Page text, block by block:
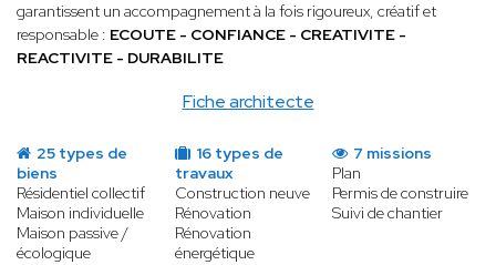
Fiche architecte
garantissent un accompagnement à la fois rigoureux, créatif et
responsable : ECOUTE - CONFIANCE - CREATIVITE -
REACTIVITE - DURABILITE
25 types de
biens
Résidentiel collectif
Maison individuelle
Maison passive /
écologique
16 types de
travaux
Construction neuve
Rénovation
Rénovation
énergétique
7 missions
Plan
Permis de construire
Suivi de chantier